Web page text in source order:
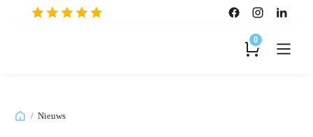
0
/ Nieuws